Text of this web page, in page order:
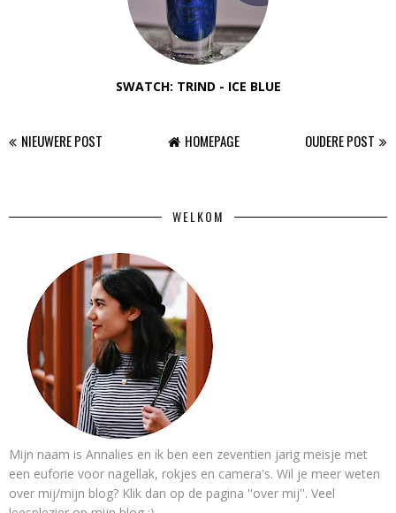
SWATCH: TRIND - ICE BLUE
NIEUWERE POST OUDERE POST
HOMEPAGE
WELKOM
Mijn naam is Annalies en ik ben een zeventien jarig meisje met
een euforie voor nagellak, rokjes en camera's. Wil je meer weten
over mij/mijn blog? Klik dan op de pagina ''over mij''. Veel